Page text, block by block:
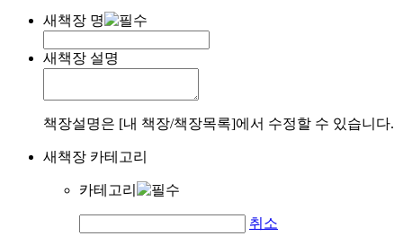
새책장 명
새책장 설명
책장설명은 [내 책장/책장목록]에서 수정할 수 있습니다.
새책장 카테고리
카테고리
취소